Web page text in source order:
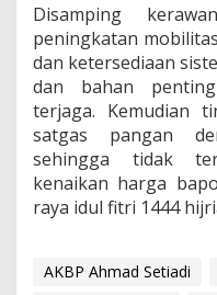
Disamping
peningkatan
dan ketersediaan
dan bahan
terjaga. Kemudian
satgas pangan
sehingga tidak
kenaikan harga
raya idul fitri 1444
AKBP Ahmad Setiadi